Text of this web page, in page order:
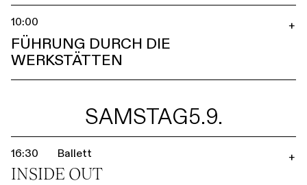
10:00
FÜHRUNG DURCH DIE
WERKSTÄTTEN
+
SAMSTAG5.9.
16:30 Ballett
INSIDE OUT
+